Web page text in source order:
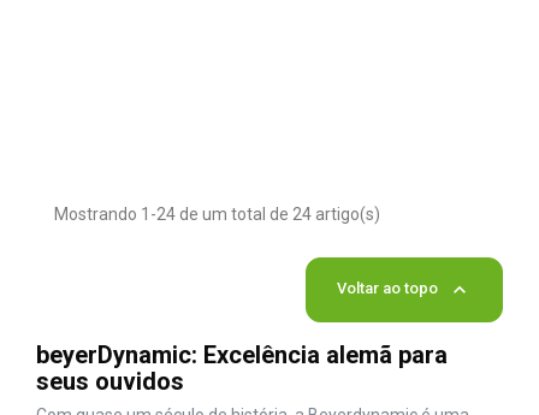
Mostrando 1-24 de um total de 24 artigo(s)
Voltar ao topo 
beyerDynamic: Excelência alemã para
seus ouvidos